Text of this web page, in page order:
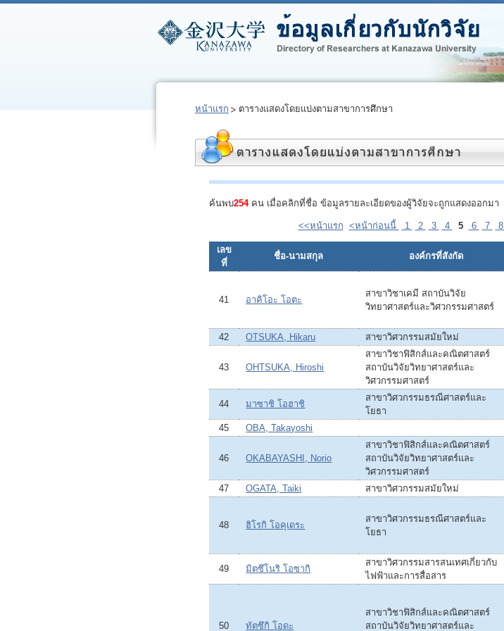
หน้าแรก ตารางแสดงโดยแบ่งตามสาขาการศึกษา
ค้นพบ254คน เมื่อคลิกที่ชื่อ ข้อมูลรายละเอียดของผู้วิจัยจะถูกแสดงออกมา
<<หน้าแรก <หน้าก่อนนี้ 1 2 3 4 5 6 7 8
เลข
ที่
ชื่อ-นามสกุล องค์กรที่สังกัด
41 อาคิโอะ โอตะ
สาขาวิชาเคมี สถาบันวิจัย
วิทยาศาสตร์และวิศวกรรมศาสตร์
42
OTSUKA, Hikaru สาขาวิศวกรรมสมัยใหม่
43 OHTSUKA, Hiroshi
สาขาวิชาฟิสิกส์และคณิตศาสตร์
สถาบันวิจัยวิทยาศาสตร์และ
วิศวกรรมศาสตร์
44 มาซาชิ โอฮาชิ
สาขาวิศวกรรมธรณีศาสตร์และ
โยธา
45
OBA, Takayoshi
46 OKABAYASHI, Norio
สาขาวิชาฟิสิกส์และคณิตศาสตร์
สถาบันวิจัยวิทยาศาสตร์และ
วิศวกรรมศาสตร์
47 OGATA, Taiki สาขาวิศวกรรมสมัยใหม่
48 ฮิโรกิ โอคุเดระ
สาขาวิศวกรรมธรณีศาสตร์และ
โยธา
49 มิตซึโนริ โอซากิ
สาขาวิศวกรรมสารสนเทศเกี่ยวกับ
ไฟฟ้าและการสื่อสาร
50 ทัตซึกิ โอดะ
สาขาวิชาฟิสิกส์และคณิตศาสตร์
สถาบันวิจัยวิทยาศาสตร์และ